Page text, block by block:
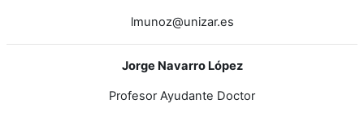
lmunoz@unizar.es
Jorge Navarro López
Profesor Ayudante Doctor